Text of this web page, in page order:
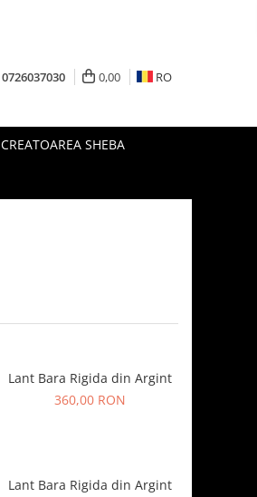
0726037030 0,00 RO
CREATOAREA SHEBA
Lant Bara Rigida din Argint
360,00 RON
Lant Bara Rigida din Argint